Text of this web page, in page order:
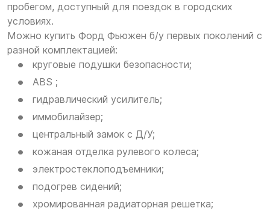
пробегом, доступный для поездок в городских
условиях.
Можно купить Форд Фьюжен б/у первых поколений с
разной комплектацией:
круговые подушки безопасности;
ABS ;
гидравлический усилитель;
иммобилайзер;
центральный замок с Д/У;
кожаная отделка рулевого колеса;
электростеклоподъемники;
подогрев сидений;
хромированная радиаторная решетка;